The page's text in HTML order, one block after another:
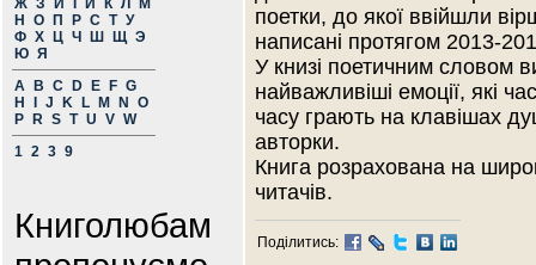
Ж З И Й К Л
М
Н
О П Р С Т У
Ф Х Ц Ч Ш Щ Э
Ю Я
A
B C D E F G
H
J K L M N
O
P
R S T U V W
1 2 3 9
Книголюбам
поетки, до якої ввійшли
написані протягом 2013-
У книзі поетичним словом
найважливіші емоції, які
часу грають на клавішах
авторки.
Книга розрахована на
читачів.
Поділитись: